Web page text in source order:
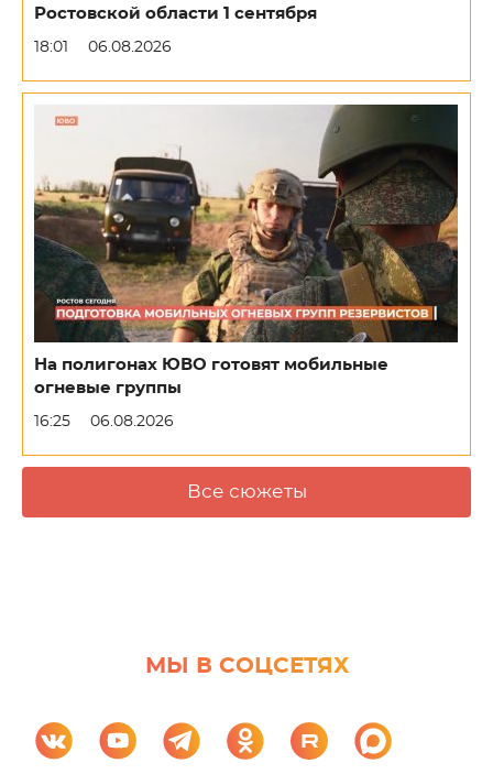
Ростовской области 1 сентября
18:01 06.08.2026
На полигонах ЮВО готовят мобильные
огневые группы
16:25 06.08.2026
Все сюжеты
МЫ В СОЦСЕТЯХ